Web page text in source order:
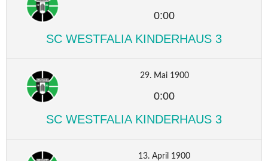
0:00
SC WESTFALIA KINDERHAUS 3
29. Mai 1900
0:00
SC WESTFALIA KINDERHAUS 3
13. April 1900